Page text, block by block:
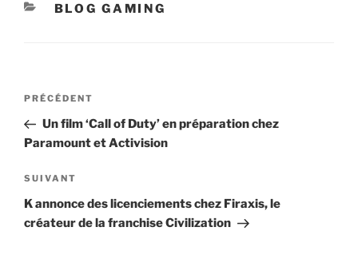
CATÉGORIES
BLOG GAMING
Navigation
l’article
Article
précédent
PRÉCÉDENT
Un film ‘Call of Duty’ en préparation chez
Paramount et Activision
Article
suivant
SUIVANT
K annonce des licenciements chez Firaxis, le
créateur de la franchise Civilization